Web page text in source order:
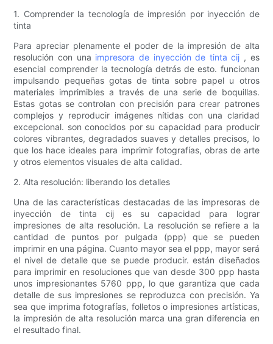
1. Comprender la tecnología de impresión por inyección de
tinta
Para apreciar plenamente el poder de la impresión de alta
resolución con una impresora de inyección de tinta cij , es
esencial comprender la tecnología detrás de esto. funcionan
impulsando pequeñas gotas de tinta sobre papel u otros
materiales imprimibles a través de una serie de boquillas.
Estas gotas se controlan con precisión para crear patrones
complejos y reproducir imágenes nítidas con una claridad
excepcional. son conocidos por su capacidad para producir
colores vibrantes, degradados suaves y detalles precisos, lo
que los hace ideales para imprimir fotografías, obras de arte
y otros elementos visuales de alta calidad.
2. Alta resolución: liberando los detalles
Una de las características destacadas de las impresoras de
inyección de tinta cij es su capacidad para lograr
impresiones de alta resolución. La resolución se refiere a la
cantidad de puntos por pulgada (ppp) que se pueden
imprimir en una página. Cuanto mayor sea el ppp, mayor será
el nivel de detalle que se puede producir. están diseñados
para imprimir en resoluciones que van desde 300 ppp hasta
unos impresionantes 5760 ppp, lo que garantiza que cada
detalle de sus impresiones se reproduzca con precisión. Ya
sea que imprima fotografías, folletos o impresiones artísticas,
la impresión de alta resolución marca una gran diferencia en
el resultado final.